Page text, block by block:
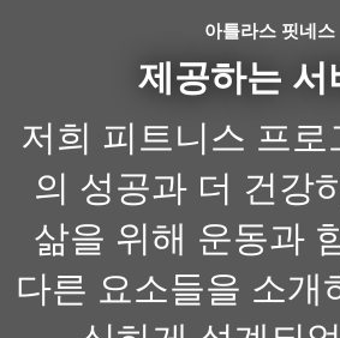
아틀라스 핏네스
제공하는 서
저희 피트니스 프로
의 성공과 더 건강
삶을 위해 운동과
다른 요소들을 소개